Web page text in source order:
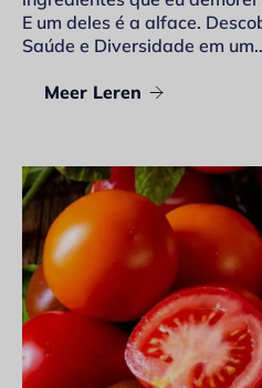
E um deles é a alface.
Saúde e Diversidade em
Meer Leren